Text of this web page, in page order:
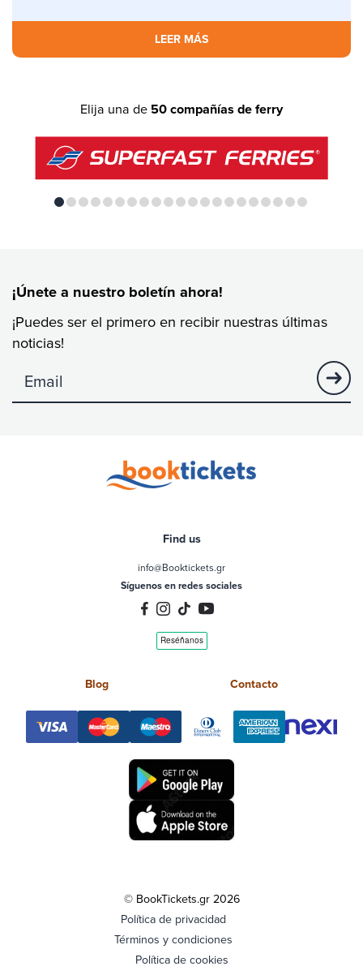
LEER MÁS
Elija una de 50 compañías de ferry
¡Únete a nuestro boletín ahora!
¡Puedes ser el primero en recibir nuestras últimas
noticias!
no visibility
Find us
info@Booktickets.gr
Síguenos en redes sociales
Blog Contacto
© BookTickets.gr 2026
Política de privacidad
Términos y condiciones
Política de cookies